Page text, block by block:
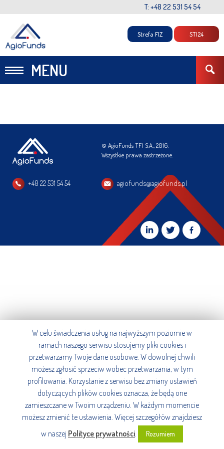
T: +48 22 531 54 54
MENU
Strefa FIZ STI24
© AgioFunds TFI S.A., 2016.
Wszystkie prawa zastrzeżone.
+48 22 531 54 54 agiofunds@agiofunds.pl
W celu świadczenia usług na najwyższym poziomie w
ramach naszego serwisu stosujemy pliki cookies i
przetwarzamy Twoje dane osobowe. W dowolnej chwili
możesz zgłosić sprzeciw wobec przetwarzania, w tym
profilowania. Korzystanie z serwisu bez zmiany ustawień
dotyczących plików cookies oznacza, że będą one
zamieszczane w Twoim urządzeniu. W każdym momencie
możesz zmienić te ustawienia. Więcej szczegółów znajdziesz
w naszej Polityce prywatności. Rozumiem